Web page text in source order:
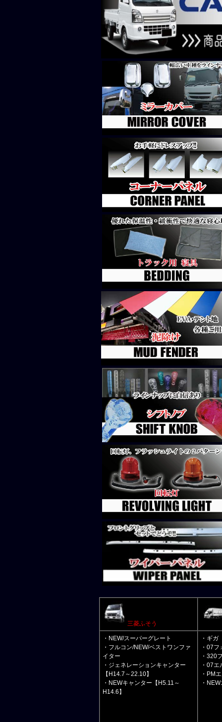
三菱ふそう
・NEW/スーパーグレート
・フルコン/NEW/ベストワンファ
イター
・ジェネレーションキャンター
【H14.7～22.10】
・NEWキャンター【H5.11～
H14.6】
・ギガ
・07
・320
・07
・PM
・